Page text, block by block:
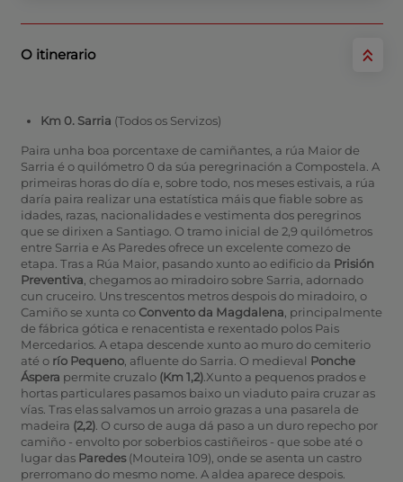
O itinerario
Km 0. Sarria (Todos os Servizos)
Paira unha boa porcentaxe de camiñantes, a rúa Maior de
Sarria é o quilómetro 0 da súa peregrinación a Compostela. A
primeiras horas do día e, sobre todo, nos meses estivais, a rúa
daría paira realizar una estatística máis que fiable sobre as
idades, razas, nacionalidades e vestimenta dos peregrinos
que se dirixen a Santiago. O tramo inicial de 2,9 quilómetros
entre Sarria e As Paredes ofrece un excelente comezo de
etapa. Tras a Rúa Maior, pasando xunto ao edificio da Prisión
Preventiva , chegamos ao miradoiro sobre Sarria, adornado
cun cruceiro. Uns trescentos metros despois do miradoiro, o
Camiño se xunta co Convento da Magdalena , principalmente
de fábrica gótica e renacentista e rexentado polos Pais
Mercedarios. A etapa descende xunto ao muro do cemiterio
até o río Pequeno, afluente do Sarria. O medieval Ponche
Áspera permite cruzalo (Km 1,2).Xunto a pequenos prados e
hortas particulares pasamos baixo un viaduto paira cruzar as
vías. Tras elas salvamos un arroio grazas a una pasarela de
madeira (2,2). O curso de auga dá paso a un duro repecho por
camiño - envolto por soberbios castiñeiros - que sobe até o
lugar das Paredes(Mouteira 109), onde se asenta un castro
prerromano do mesmo nome. A aldea aparece despois.